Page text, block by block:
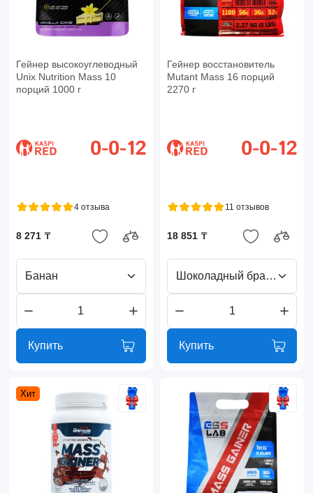
Гейнер высокоуглеводный
Unix Nutrition Mass 10
порций 1000 г
4 отзыва
8 271 ₸
Банан
Купить
Гейнер восстановитель
Mutant Mass 16 порций
2270 г
11 отзывов
18 851 ₸
Шоколадный брауни
Купить
Хит